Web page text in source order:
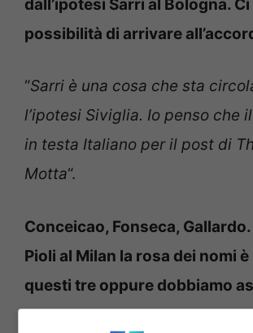
dall’ipotesi Sarri al Bologna.
possibilità di arrivare
“Sarri è una cosa che sta
l’ipotesi Siviglia. Io penso che
in testa Italiano per il post di
Motta“.
Conceicao, Fonseca,
Pioli al Milan la rosa dei nomi
questi tre oppure dobbiamo
qualche sorpresa?